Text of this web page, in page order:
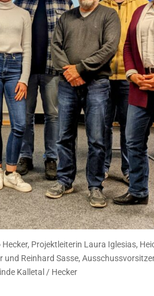
Projektleiterin Laura Iglesias,
Reinhard Sasse,
Kalletal / Hecker